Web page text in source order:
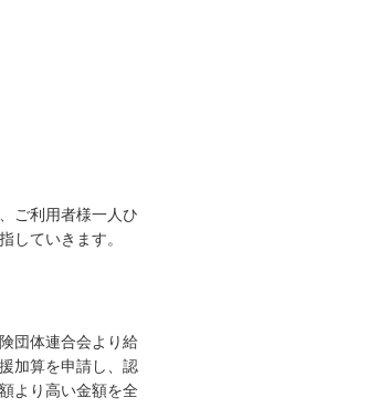
ご利用者様一人ひ
していきます。
団体連合会より給
加算を申請し、認
より高い金額を全